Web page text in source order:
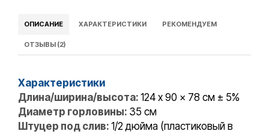
ОПИСАНИЕ ХАРАКТЕРИСТИКИ РЕКОМЕНДУЕМ
ОТЗЫВЫ (2)
Характеристики
Длина/ширина/высота: 124 x 90 x 78 см ± 5%
Диаметр горловины: 35 см
Штуцер под слив: 1/2 дюйма (пластиковый в